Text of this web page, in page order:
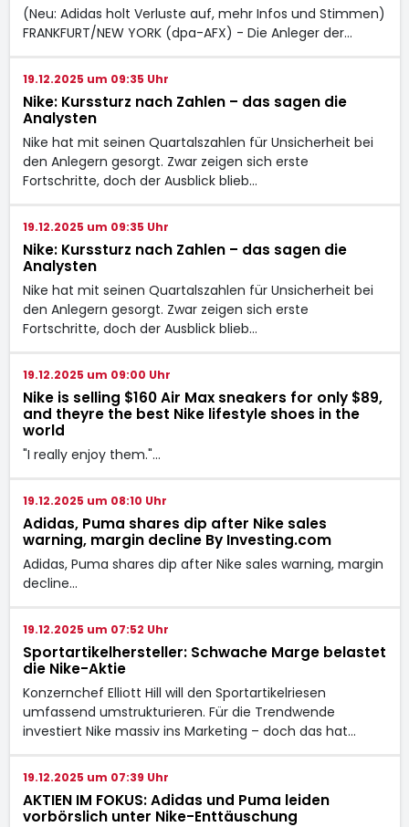
(Neu: Adidas holt Verluste auf, mehr Infos und Stimmen)
FRANKFURT/NEW YORK (dpa-AFX) - Die Anleger der…
19.12.2025 um 09:35 Uhr
Nike: Kurssturz nach Zahlen – das sagen die
Analysten
Nike hat mit seinen Quartalszahlen für Unsicherheit bei
den Anlegern gesorgt. Zwar zeigen sich erste
Fortschritte, doch der Ausblick blieb…
19.12.2025 um 09:35 Uhr
Nike: Kurssturz nach Zahlen – das sagen die
Analysten
Nike hat mit seinen Quartalszahlen für Unsicherheit bei
den Anlegern gesorgt. Zwar zeigen sich erste
Fortschritte, doch der Ausblick blieb…
19.12.2025 um 09:00 Uhr
Nike is selling $160 Air Max sneakers for only $89,
and theyre the best Nike lifestyle shoes in the
world
"I really enjoy them."…
19.12.2025 um 08:10 Uhr
Adidas, Puma shares dip after Nike sales
warning, margin decline By Investing.com
Adidas, Puma shares dip after Nike sales warning, margin
decline…
19.12.2025 um 07:52 Uhr
Sportartikelhersteller: Schwache Marge belastet
die Nike-Aktie
Konzernchef Elliott Hill will den Sportartikelriesen
umfassend umstrukturieren. Für die Trendwende
investiert Nike massiv ins Marketing – doch das hat…
19.12.2025 um 07:39 Uhr
AKTIEN IM FOKUS: Adidas und Puma leiden
vorbörslich unter Nike-Enttäuschung